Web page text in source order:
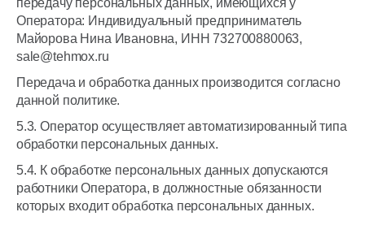
передачу персональных данных, имеющихся у
Оператора: Индивидуальный предприниматель
Майорова Нина Ивановна, ИНН 732700880063,
sale@tehmox.ru
Передача и обработка данных производится согласно
данной политике.
5.3. Оператор осуществляет автоматизированный типа
обработки персональных данных.
5.4. К обработке персональных данных допускаются
работники Оператора, в должностные обязанности
которых входит обработка персональных данных.